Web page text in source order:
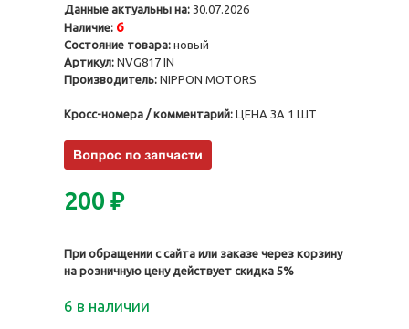
Данные актуальны на: 30.07.2026
Наличие: 6
Состояние товара: новый
Артикул: NVG817 IN
Производитель: NIPPON MOTORS
Кросс-номера / комментарий: ЦЕНА ЗА 1 ШТ
200 ₽
При обращении с сайта или заказе через корзину
на розничную цену действует скидка 5%
6 в наличии